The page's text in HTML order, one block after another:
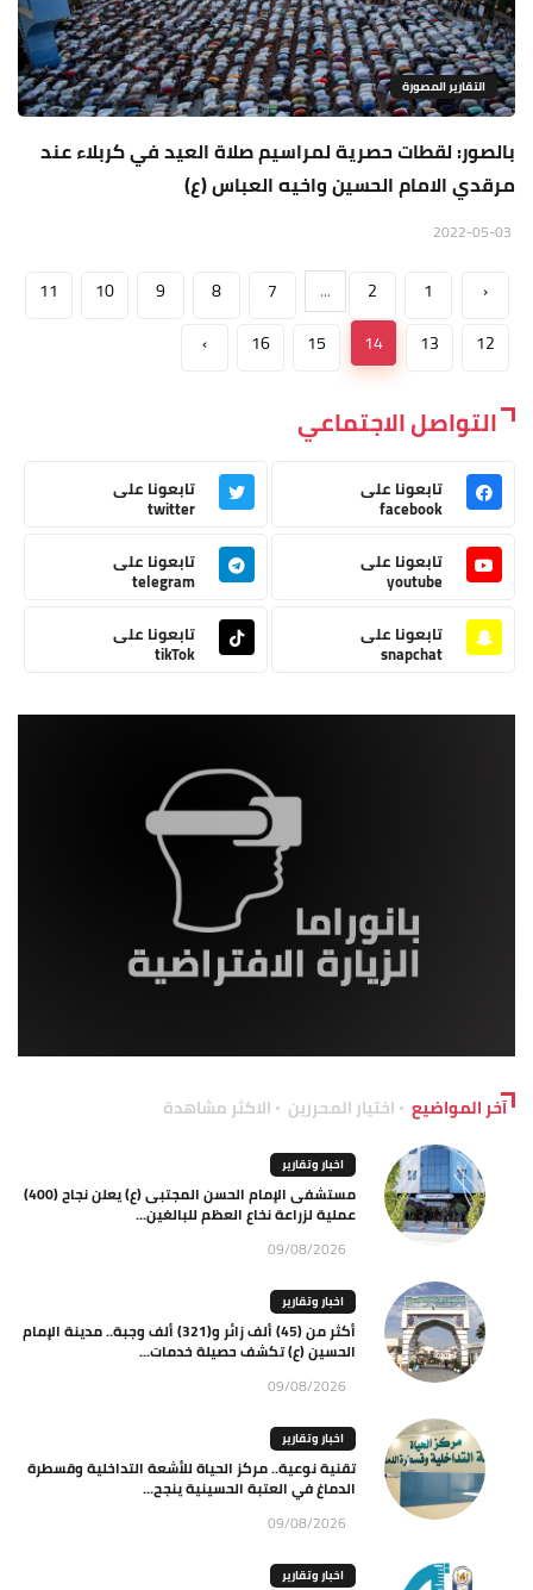
التقارير المصورة
بالصور: لقطات حصرية لمراسيم صلاة العيد في كربلاء عند
مرقدي الامام الحسين واخيه العباس (ع)
‹
1
2
...
7
8
9
10
11
12
13
14
15
16
›
التواصل الاجتماعي
تابعونا على
facebook
تابعونا على
twitter
تابعونا على
youtube
تابعونا على
telegram
تابعونا على
snapchat
تابعونا على
tikTok
آخر المواضيع اختيار المحررين الاكثر مشاهدة
اخبار وتقارير
مستشفى الإمام الحسن المجتبى (ع) يعلن نجاح (400)
عملية لزراعة نخاع العظم للبالغين...
09/08/2026
اخبار وتقارير
أكثر من (45) ألف زائر و(321) ألف وجبة.. مدينة الإمام
الحسين (ع) تكشف حصيلة خدمات...
09/08/2026
اخبار وتقارير
تقنية نوعية.. مركز الحياة للأشعة التداخلية وقسطرة
الدماغ في العتبة الحسينية ينجح...
09/08/2026
اخبار وتقارير